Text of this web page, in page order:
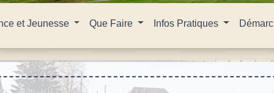
et Jeunesse Que Faire Infos Pratiques